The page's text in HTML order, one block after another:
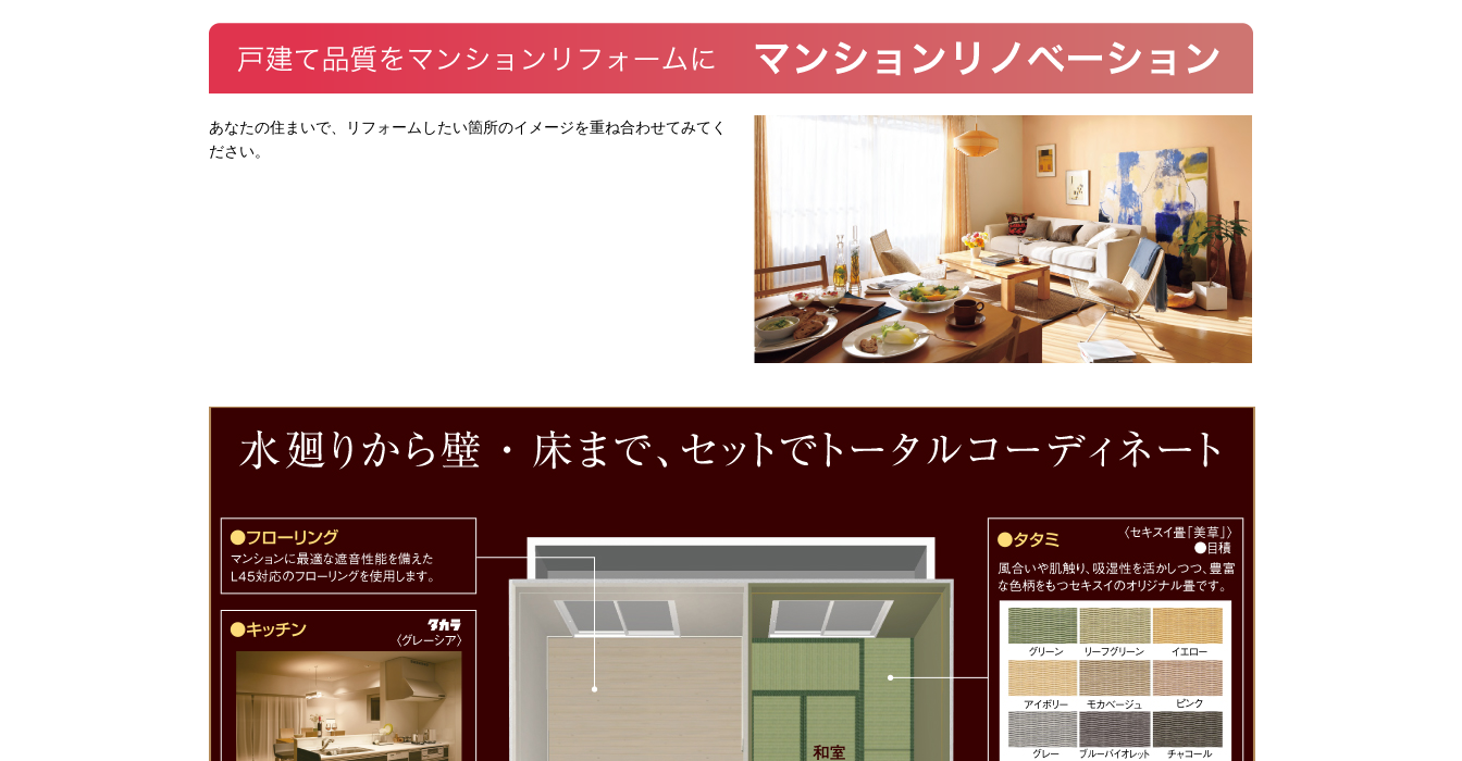
あなたの住まいで、リフォームしたい箇所のイメージを重ね合わせてみてく
ださい。